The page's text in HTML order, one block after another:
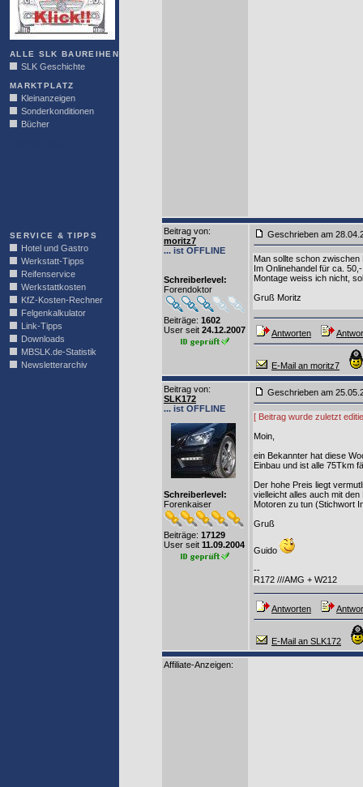
ALLE SLK BAUREIHEN
SLK Geschichte
MARKTPLATZ
Kleinanzeigen
Sonderkonditionen
Bücher
SERVICE & TIPPS
Hotel und Gastro
Werkstatt-Tipps
Reifenservice
Werkstattkosten
KfZ-Kosten-Rechner
Felgenkalkulator
Link-Tipps
Downloads
MBSLK.de-Statistik
Newsletterarchiv
Beitrag von:
moritz7
... ist OFFLINE
Schreiberlevel:
Forendoktor
Beiträge: 1602
User seit 24.12.2007
Geschrieben am
Man sollte schon zwischen
Im Onlinehandel für ca.
Montage weiss ich nicht,
Gruß Moritz
Antworten
E-Mail an moritz7
Beitrag von:
SLK172
... ist OFFLINE
Schreiberlevel:
Forenkaiser
Beiträge: 17129
User seit 11.09.2004
Geschrieben am
[ Beitrag wurde zuletzt
Moin,
ein Bekannter hat diese
Einbau und ist alle 75Tkm
Der hohe Preis liegt
vielleicht alles auch mit
Motoren zu tun (Stichwort
Gruß
Guido
--
R172 ///AMG + W212
Antworten
E-Mail an SLK172
Affiliate-Anzeigen: